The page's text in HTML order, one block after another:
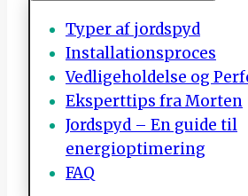
Typer af jordspyd
Installationsproces
Vedligeholdelse og
Eksperttips fra Morten
Jordspyd – En guide til
energioptimering
FAQ